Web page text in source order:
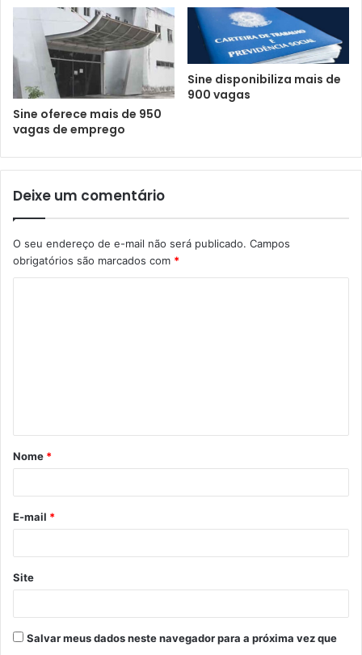
Sine oferece mais de 950
vagas de emprego
Sine disponibiliza mais de
900 vagas
Deixe um comentário
O seu endereço de e-mail não será publicado. Campos
obrigatórios são marcados com *
Nome *
E-mail *
Site
Salvar meus dados neste navegador para a próxima vez que